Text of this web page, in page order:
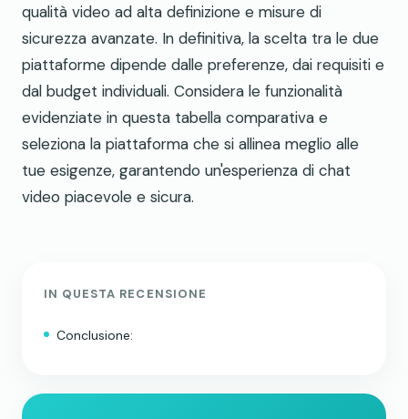
qualità video ad alta definizione e misure di
sicurezza avanzate. In definitiva, la scelta tra le due
piattaforme dipende dalle preferenze, dai requisiti e
dal budget individuali. Considera le funzionalità
evidenziate in questa tabella comparativa e
seleziona la piattaforma che si allinea meglio alle
tue esigenze, garantendo un'esperienza di chat
video piacevole e sicura.
IN QUESTA RECENSIONE
Conclusione: